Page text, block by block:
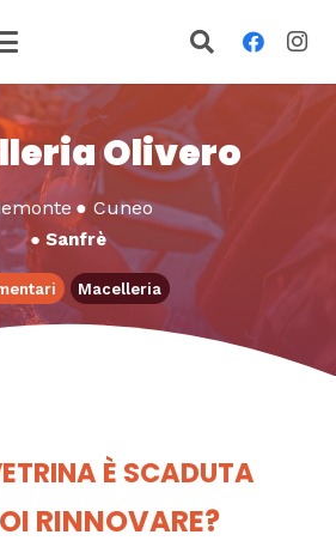
Olivero
● Cuneo
● Sanfrè
Macelleria
È SCADUTA
RINNOVARE?